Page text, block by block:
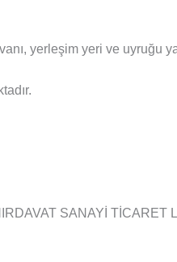
yerleşim yeri ve uyruğu
SANAYİ TİCARET